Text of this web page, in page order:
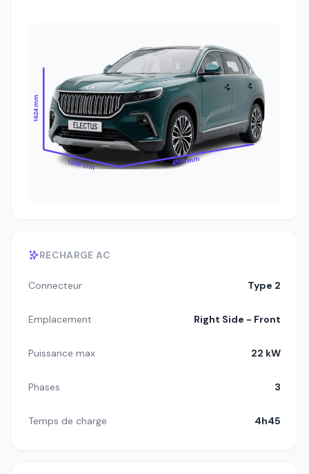
1624 mm
1886 mm 4599 mm
RECHARGE AC
Connecteur Type 2
Emplacement Right Side - Front
Puissance max 22 kW
Phases 3
Temps de charge 4h45